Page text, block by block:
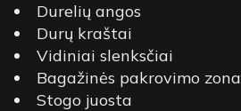
Durelių angos
Durų kraštai
Vidiniai slenksčiai
Bagažinės pakrovimo zona
Stogo juosta